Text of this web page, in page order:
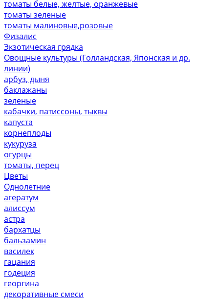
томаты белые, желтые, оранжевые
томаты зеленые
томаты малиновые,розовые
Физалис
Экзотическая грядка
Овощные культуры (Голландская, Японская и др.
линии)
арбуз, дыня
баклажаны
зеленые
кабачки, патиссоны, тыквы
капуста
корнеплоды
кукуруза
огурцы
томаты, перец
Цветы
Однолетние
агератум
алиссум
астра
бархатцы
бальзамин
василек
гацания
годеция
георгина
декоративные смеси